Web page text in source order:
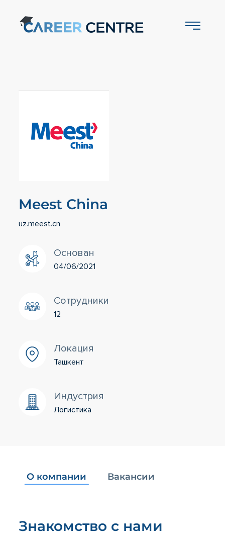
Meest China
uz.meest.cn
Основан
04/06/2021
Сотрудники
12
Локация
Ташкент
Индустрия
Логистика
О компании Вакансии
Знакомство с нами